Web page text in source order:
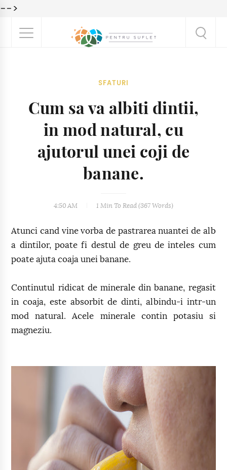
-->
SFATURI
Cum sa va albiti dintii,
in mod natural, cu
ajutorul unei coji de
banane.
4:50 AM 1 Min To Read (367 Words)
Atunci cand vine vorba de pastrarea nuantei de alb
a dintilor, poate fi destul de greu de inteles cum
poate ajuta coaja unei banane.
Continutul ridicat de minerale din banane, regasit
in coaja, este absorbit de dinti, albindu-i intr-un
mod natural. Acele minerale contin potasiu si
magneziu.